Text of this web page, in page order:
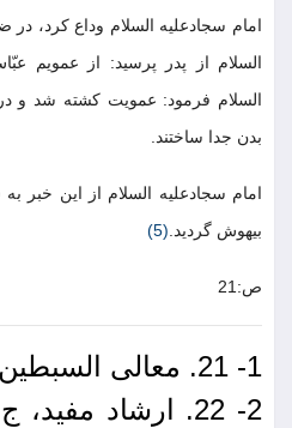
امام سجادعلیه السلام وداع کرد،
السلام از پدر پرسید: از عمویم
السلام فرمود: عمویت کشته شد و
بدن جدا ساختند.
امام سجادعلیه السلام از این خبر
بیهوش گردید.(5)
ص:21
1- 21. معالی السبطین، ج 1، ص 452.